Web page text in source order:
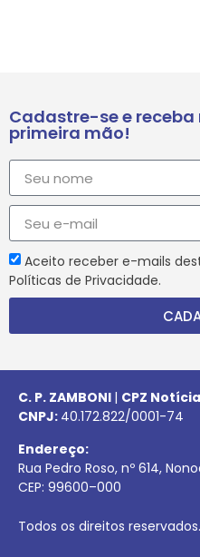
Cadastre-se e
primeira mão!
Aceito receber e-mails
Políticas de Privacidade.
C. P. ZAMBONI | CPZ
CNPJ: 40.172.822/0001-74
Endereço:
Rua Pedro Roso, nº 614,
CEP: 99600–000
Todos os direitos reservados.